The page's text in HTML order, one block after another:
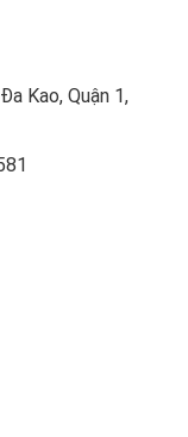
Kao, Quận 1,